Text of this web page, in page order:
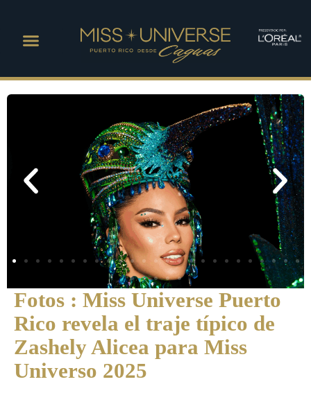
Fotos : Miss Universe Puerto
Rico revela el traje típico de
Zashely Alicea para Miss
Universo 2025